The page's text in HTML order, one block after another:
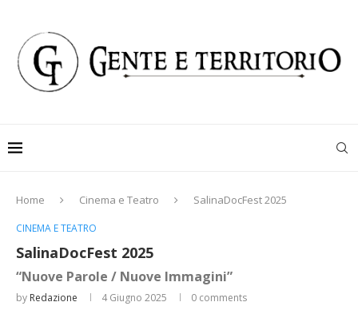
Home Cinema e Teatro SalinaDocFest 2025
CINEMA E TEATRO
SalinaDocFest 2025
“Nuove Parole / Nuove Immagini”
by Redazione 4 Giugno 2025 0 comments